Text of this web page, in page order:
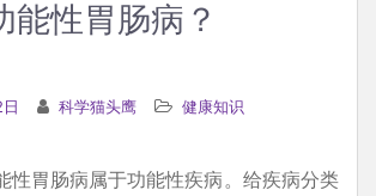
能性胃肠病？
科学猫头鹰 健康知识
性胃肠病属于功能性疾病。给疾病分类